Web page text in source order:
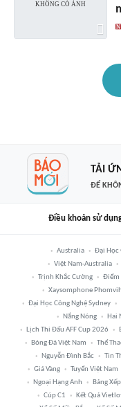
TẢI
ĐỂ
Điều khoản sử
Australia Đại Học
Việt Nam-Australia
Trịnh Khắc Cường
Điểm
Xaysomphone
Đại Học Công Nghệ Sydney
Nắng Nóng
Hai
Lịch Thi Đấu AFF Cup 2026
Bóng Đá Việt Nam
Thể
Nguyễn Đình Bắc
Tin
Giá Vàng
Tuyển Việt Nam
Ngoại Hạng Anh
Bảng
Cúp C1
Kết Quả